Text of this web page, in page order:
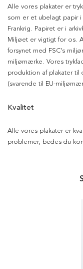
Alle vores plakater er
som er et ubelagt papir i
Frankrig. Papiret er i
Miljøet er vigtigt for os.
forsynet med FSC's
miljømærke. Vores
produktion af plakater
(svarende til EU-
Kvalitet
Alle vores plakater er
problemer, bedes du